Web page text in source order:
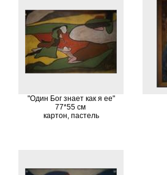
"Один Бог знает как я ее"
77*55 см
картон, пастель